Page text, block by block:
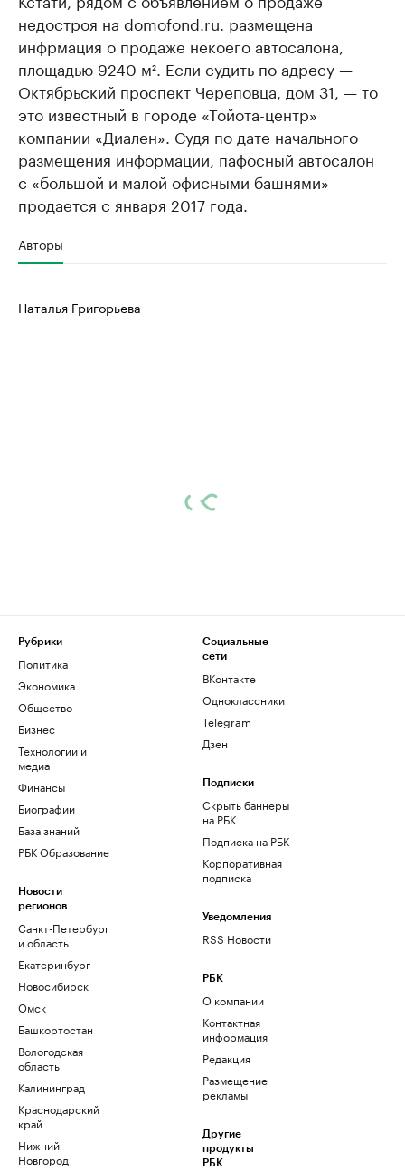
недостроя на domofond.ru. размещена
инфрмация о продаже некоего автосалона,
площадью 9240 м². Если судить по адресу —
Октябрьский проспект Череповца, дом 31, — то
это известный в городе «Тойота-центр»
компании «Диален». Судя по дате начального
размещения информации, пафосный автосалон
с «большой и малой офисными башнями»
продается с января 2017 года.
Авторы
Наталья Григорьева
Рубрики
Политика
Экономика
Общество
Бизнес
Технологии и
медиа
Финансы
Биографии
База знаний
РБК Образование
Новости
регионов
Санкт-Петербург
и область
Екатеринбург
Новосибирск
Омск
Башкортостан
Вологодская
область
Калининград
Краснодарский
край
Нижний
Новгород
Социальные
сети
ВКонтакте
Одноклассники
Telegram
Дзен
Подписки
Скрыть баннеры
на РБК
Подписка на РБК
Корпоративная
подписка
Уведомления
RSS Новости
РБК
О компании
Контактная
информация
Редакция
Размещение
рекламы
Другие
продукты
РБК